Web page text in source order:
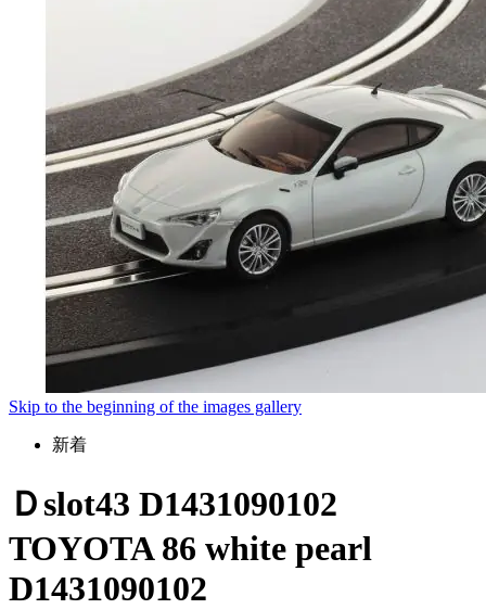
Skip to the beginning of the images gallery
新着
Ｄslot43 D1431090102
TOYOTA 86 white pearl
D1431090102